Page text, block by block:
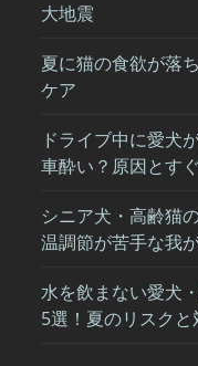
大地震
夏に猫の食欲が落
ケア
ドライブ中に愛犬
車酔い？原因とす
シニア犬・高齢猫
温調節が苦手な我
水を飲まない愛犬
5選！夏のリスクと